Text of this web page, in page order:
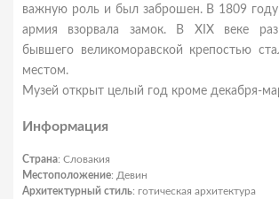
важную роль и был заброшен. В 1809 году
армия взорвала замок. В XIX веке
бывшего великоморавской крепостью
местом.
Музей открыт целый год кроме декабря-
Информация
Страна: Словакия
Местоположение: Девин
Архитектурный стиль: готическая архитектура